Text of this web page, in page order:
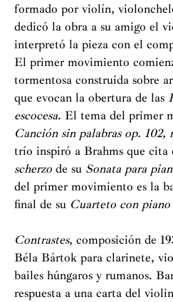
formado por violín,
dedicó la obra a su amigo el
interpretó la pieza con el
El primer movimiento
tormentosa construida sobre
que evocan la obertura de las
escocesa. El tema del primer
Canción sin palabras op. 102,
trío inspiró a Brahms que cita
scherzo de su Sonata para
del primer movimiento es la
final de su Cuarteto con
Contrastes, composición de
Béla Bártok para clarinete,
bailes húngaros y rumanos.
respuesta a una carta del